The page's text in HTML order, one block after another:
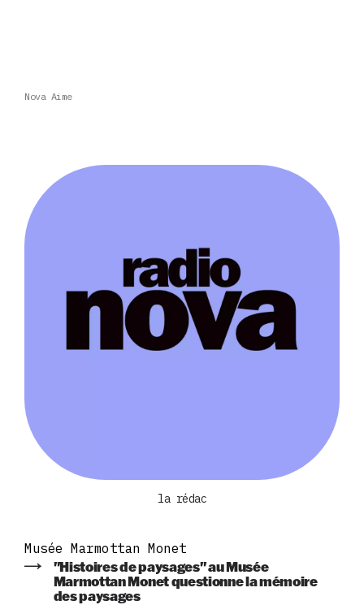
Nova Aime
la rédac
Musée Marmottan Monet
"Histoires de paysages" au Musée
Marmottan Monet questionne la mémoire
des paysages